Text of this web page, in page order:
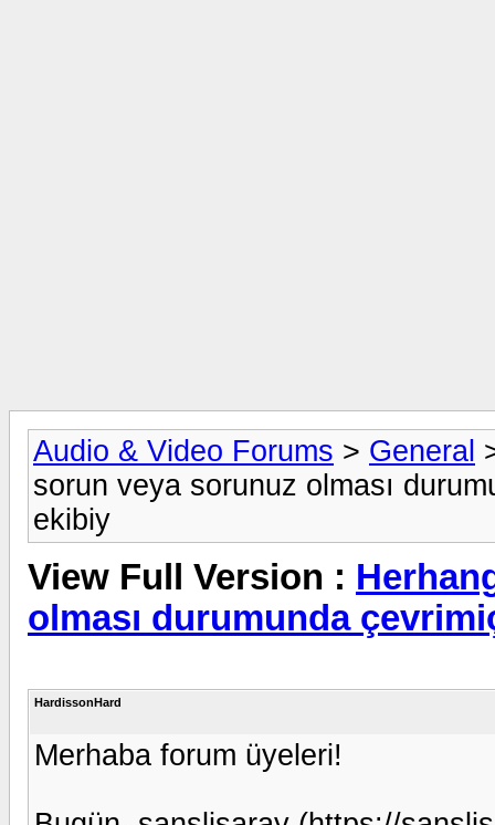
Audio & Video Forums > General
sorun veya sorunuz olması
ekibiy
View Full Version :
olması durumunda
HardissonHard
Merhaba forum üyeleri!